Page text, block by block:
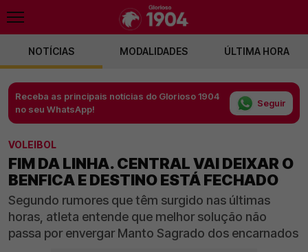
NOTÍCIAS MODALIDADES ÚLTIMA HORA
Receba as principais notícias do Glorioso 1904
no seu WhatsApp!
Seguir
VOLEIBOL
FIM DA LINHA. CENTRAL VAI DEIXAR O
BENFICA E DESTINO ESTÁ FECHADO
Segundo rumores que têm surgido nas últimas
horas, atleta entende que melhor solução não
passa por envergar Manto Sagrado dos encarnados